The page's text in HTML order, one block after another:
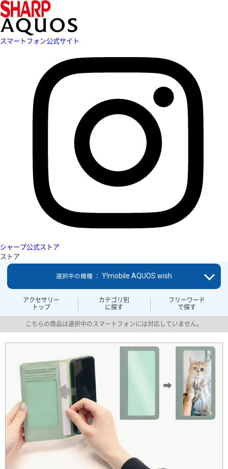
スマートフォン公式サイト
シャープ公式ストア
ストア
アクセサリー
トップ
カテゴリ別
に探す
フリーワード
で探す
選択中の機種 ： Y!mobile AQUOS wish
こちらの商品は選択中のスマートフォンには対応していません。